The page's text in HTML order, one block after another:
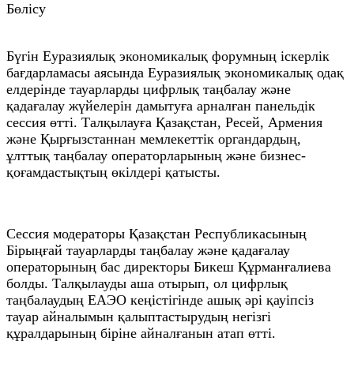
Бөлісу
Бүгін Еуразиялық экономикалық форумның іскерлік
бағдарламасы аясында Еуразиялық экономикалық одақ
елдерінде тауарларды цифрлық таңбалау және
қадағалау жүйелерін дамытуға арналған панельдік
сессия өтті. Талқылауға Қазақстан, Ресей, Армения
және Қырғызстаннан мемлекеттік органдардың,
ұлттық таңбалау операторларының және бизнес-
қоғамдастықтың өкілдері қатысты.
Сессия модераторы Қазақстан Республикасының
Бірыңғай тауарларды таңбалау және қадағалау
операторының бас директоры Бикеш Құрманғалиева
болды. Талқылауды аша отырып, ол цифрлық
таңбалаудың ЕАЭО кеңістігінде ашық әрі қауіпсіз
тауар айналымын қалыптастырудың негізгі
құралдарының біріне айналғанын атап өтті.